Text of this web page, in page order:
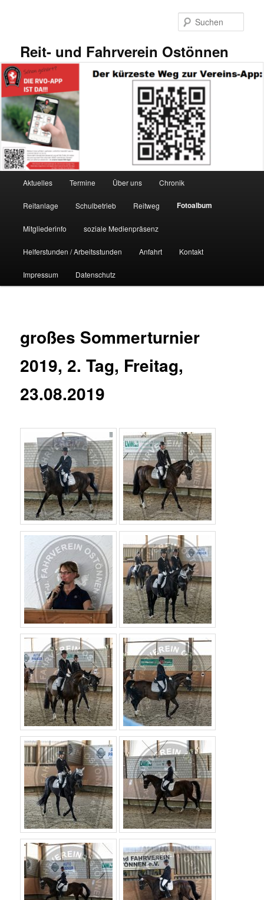
Reit- und Fahrverein Ostönnen
Aktuelles Termine Über uns Chronik
Reitanlage Schulbetrieb Reitweg Fotoalbum
Mitgliederinfo soziale Medienpräsenz
Helferstunden / Arbeitsstunden Anfahrt Kontakt
Impressum Datenschutz
großes Sommerturnier
2019, 2. Tag, Freitag,
23.08.2019